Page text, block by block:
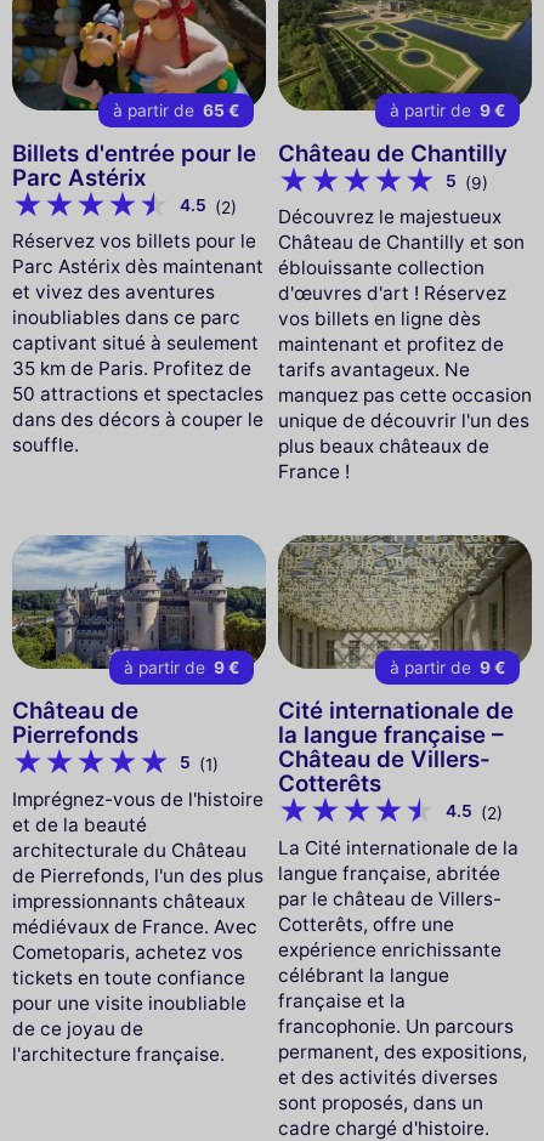
à partir de 65 €
Billets d'entrée pour le
Parc Astérix
4.5 (2)
Réservez vos billets pour le
Parc Astérix dès maintenant
et vivez des aventures
inoubliables dans ce parc
captivant situé à seulement
35 km de Paris. Profitez de
50 attractions et spectacles
dans des décors à couper le
souffle.
à partir de 9 €
Château de Chantilly
5 (9)
Découvrez le majestueux
Château de Chantilly et son
éblouissante collection
d'œuvres d'art ! Réservez
vos billets en ligne dès
maintenant et profitez de
tarifs avantageux. Ne
manquez pas cette occasion
unique de découvrir l'un des
plus beaux châteaux de
France !
à partir de 9 €
Château de
Pierrefonds
5 (1)
Imprégnez-vous de l'histoire
et de la beauté
architecturale du Château
de Pierrefonds, l'un des plus
impressionnants châteaux
médiévaux de France. Avec
Cometoparis, achetez vos
tickets en toute confiance
pour une visite inoubliable
de ce joyau de
l'architecture française.
à partir de 9 €
Cité internationale de
la langue française –
Château de Villers-
Cotterêts
4.5 (2)
La Cité internationale de la
langue française, abritée
par le château de Villers-
Cotterêts, offre une
expérience enrichissante
célébrant la langue
française et la
francophonie. Un parcours
permanent, des expositions,
et des activités diverses
sont proposés, dans un
cadre chargé d'histoire.